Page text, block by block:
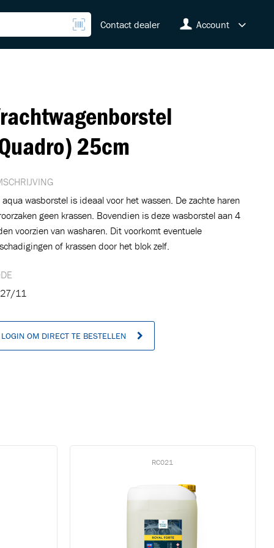
Contact dealer Account
25cm
aqua wasborstel is ideaal voor het wassen. De zachte haren
geen krassen. Bovendien is deze wasborstel aan 4
voorzien van washaren. Dit voorkomt eventuele
of krassen door het blok zelf.
11
LOGIN OM DIRECT TE BESTELLEN
RC021